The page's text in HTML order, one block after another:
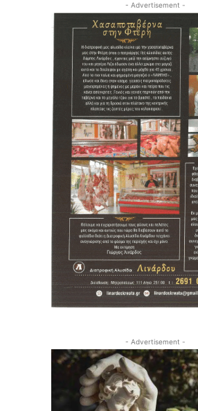
- Advertisement -
- Advertisement -